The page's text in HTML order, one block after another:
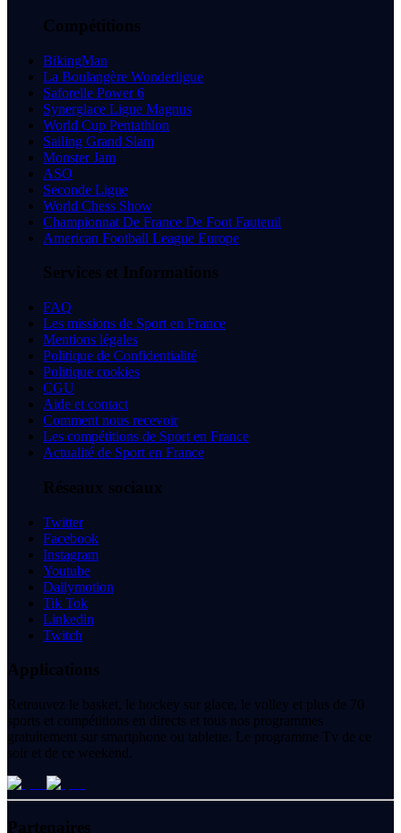
Compétitions
BikingMan
La Boulangère Wonderligue
Saforelle Power 6
Synerglace Ligue Magnus
World Cup Pentathlon
Sailing Grand Slam
Monster Jam
ASO
Seconde Ligue
World Chess Show
Championnat De France De Foot Fauteuil
American Football League Europe
Services et Informations
FAQ
Les missions de Sport en France
Mentions légales
Politique de Confidentialité
Politique cookies
CGU
Aide et contact
Comment nous recevoir
Les compétitions de Sport en France
Actualité de Sport en France
Réseaux sociaux
Twitter
Facebook
Instagram
Youtube
Dailymotion
Tik Tok
Linkedin
Twitch
Applications
Retrouvez le basket, le hockey sur glace, le volley et plus de 70
sports et compétitions en directs et tous nos programmes
gratuitement sur smartphone ou tablette. Le programme Tv de ce
soir et de ce weekend.
Partenaires